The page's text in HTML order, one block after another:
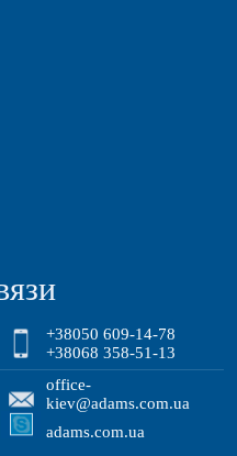
+38050 609-14-78
+38068 358-51-13
office-
kiev@adams.com.ua
adams.com.ua